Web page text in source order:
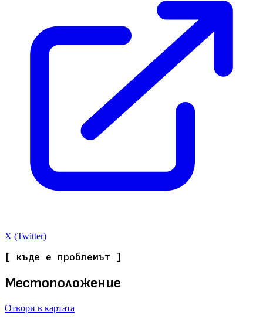
X (Twitter)
[ къде е проблемът ]
Местоположение
Отвори в картата